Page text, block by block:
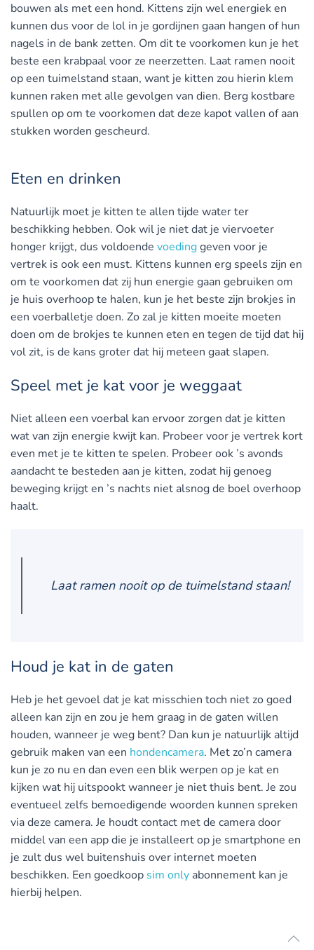
bouwen als met een hond. Kittens zijn wel energiek en
kunnen dus voor de lol in je gordijnen gaan hangen of hun
nagels in de bank zetten. Om dit te voorkomen kun je het
beste een krabpaal voor ze neerzetten. Laat ramen nooit
op een tuimelstand staan, want je kitten zou hierin klem
kunnen raken met alle gevolgen van dien. Berg kostbare
spullen op om te voorkomen dat deze kapot vallen of aan
stukken worden gescheurd.
Eten en drinken
Natuurlijk moet je kitten te allen tijde water ter
beschikking hebben. Ook wil je niet dat je viervoeter
honger krijgt, dus voldoende voedinggeven voor je
vertrek is ook een must. Kittens kunnen erg speels zijn en
om te voorkomen dat zij hun energie gaan gebruiken om
je huis overhoop te halen, kun je het beste zijn brokjes in
een voerballetje doen. Zo zal je kitten moeite moeten
doen om de brokjes te kunnen eten en tegen de tijd dat hij
vol zit, is de kans groter dat hij meteen gaat slapen.
Speel met je kat voor je weggaat
Niet alleen een voerbal kan ervoor zorgen dat je kitten
wat van zijn energie kwijt kan. Probeer voor je vertrek kort
even met je te kitten te spelen. Probeer ook ’s avonds
aandacht te besteden aan je kitten, zodat hij genoeg
beweging krijgt en ’s nachts niet alsnog de boel overhoop
haalt.
Laat ramen nooit op de tuimelstand staan!
Houd je kat in de gaten
Heb je het gevoel dat je kat misschien toch niet zo goed
alleen kan zijn en zou je hem graag in de gaten willen
houden, wanneer je weg bent? Dan kun je natuurlijk altijd
gebruik maken van een hondencamera. Met zo’n camera
kun je zo nu en dan even een blik werpen op je kat en
kijken wat hij uitspookt wanneer je niet thuis bent. Je zou
eventueel zelfs bemoedigende woorden kunnen spreken
via deze camera. Je houdt contact met de camera door
middel van een app die je installeert op je smartphone en
je zult dus wel buitenshuis over internet moeten
beschikken. Een goedkoop sim only abonnement kan je
hierbij helpen.